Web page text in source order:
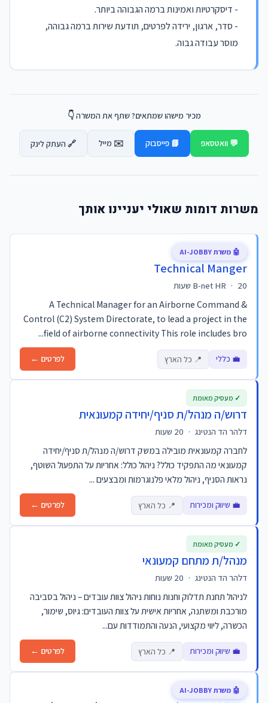
​- דיסקרטיות ואמינות ברמה הגבוהה ביותר.
​- סדר, ארגון, ירידה לפרטים, תודעת שירות ברמה גבוהה,
מוסר עבודה גבוה.
מכיר מישהו שמתאים? שתף את המשרה 👇
💬 וואטסאפ 📘 פייסבוק ✉️ מייל 🔗 העתק לינק
משרות דומות שאולי יעניינו אותך
Technical Manger
B-net HR · 20 שעות
A Technical Manager for an Airborne Command &
Control (C2) System Directorate, to lead a project in the
field of airborne connectivity This role includes bro...
💼 כללי 📍 כל הארץ לפרטים ←
🤖 משרת AI-JOBBY
דרוש/ה מנהל/ת סניף/יחידה קמעונאית
דלהר הד הנטינג ·
לחברה קמעונאית מובילה במשק דרוש/ה מנהל/ת סניף/יחידה
קמעונאי מה התפקיד כולל? ניהול כולל: אחריות על התפעול השוטף,
נראות הסניף, ניהול מלאי פלנוגרמות ומבצעים ...
💼 שיווק ומכירות 📍 כל הארץ לפרטים ←
✓ מעסיק מאומת
מנהל/ת מתחם קמעונאי
דלהר הד הנטינג ·
לניהול תחנת תדלוק וחנות נוחות ניהול צוות עובדים – ניהול בסביבה
מורכבת ומשתנה, אחריות אישית על צוות העובדים: גיוס, שימור,
הכשרה, ליווי מקצועי, הנעה והתמודדות עם...
💼 שיווק ומכירות 📍 כל הארץ לפרטים ←
✓ מעסיק מאומת
🤖 משרת AI-JOBBY